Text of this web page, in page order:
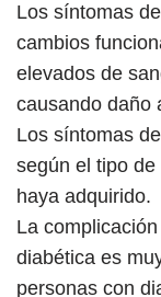
Los síntomas
cambios
elevados de
causando daño
Los síntomas
según el tipo
haya adquirido.
La
diabética es
personas con